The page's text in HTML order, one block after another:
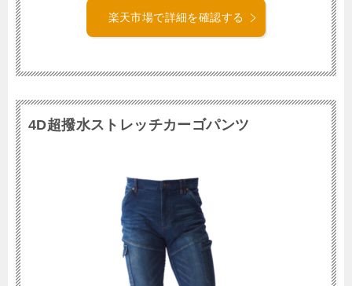
楽天市場で詳細を確認する
4D超撥水ストレッチカーゴパンツ